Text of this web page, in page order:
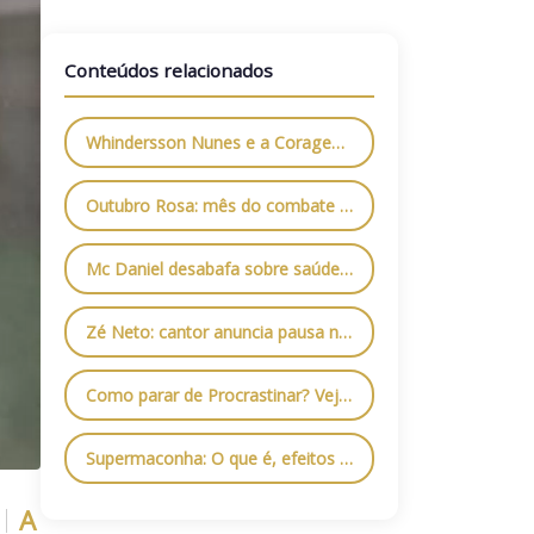
A
Conteúdos relacionados
Whindersson Nunes e a Coragem de Priorizar a Saúde Mental: O Papel da Internação Psiquiátrica
Outubro Rosa: mês do combate contra o Câncer de Mama
Mc Daniel desabafa sobre saúde mental: entenda o problema e os cuidados necessários
Zé Neto: cantor anuncia pausa na carreira para tratamento da Depressão
Como parar de Procrastinar? Veja algumas dicas que vão te ajudar
Supermaconha: O que é, efeitos colaterais e quais são os riscos